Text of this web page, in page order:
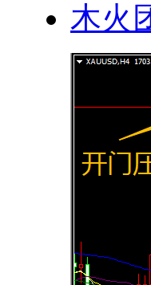
木火